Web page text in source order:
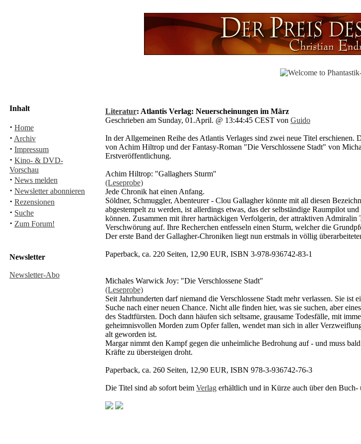
Inhalt
· Home
· Archiv
· Impressum
· Kino- & DVD-
Vorschau
· News melden
· Newsletter abonnieren
· Rezensionen
· Suche
· Zum Forum!
Newsletter
Newsletter-Abo
Literatur: Atlantis Verlag: Neuerscheinungen im März
Geschrieben am Sunday, 01.April. @ 13:44:45 CEST von Guido
In der Allgemeinen Reihe des Atlantis Verlages sind zwei neue Titel
von Achim Hiltrop und der Fantasy-Roman "Die Verschlossene Stadt" von
Erstveröffentlichung.
Achim Hiltrop: "Gallaghers Sturm"
(Leseprobe)
Jede Chronik hat einen Anfang.
Söldner, Schmuggler, Abenteurer - Clou Gallagher könnte mit all diesen
abgestempelt zu werden, ist allerdings etwas, das der selbständige Raumpilot
können. Zusammen mit ihrer hartnäckigen Verfolgerin, der attraktiven Admiralin
Verschwörung auf. Ihre Recherchen entfesseln einen Sturm, welcher die
Der erste Band der Gallagher-Chroniken liegt nun erstmals in völlig
Paperback, ca. 220 Seiten, 12,90 EUR, ISBN 3-978-936742-83-1
Michales Warwick Joy: "Die Verschlossene Stadt"
(Leseprobe)
Seit Jahrhunderten darf niemand die Verschlossene Stadt mehr verlassen. Sie
Suche nach einer neuen Chance. Nicht alle finden hier, was sie suchen, aber
des Stadtfürsten. Doch dann häufen sich seltsame, grausame Todesfälle, mit
geheimnisvollen Morden zum Opfer fallen, wendet man sich in aller
alt geworden ist.
Margar nimmt den Kampf gegen die unheimliche Bedrohung auf - und muss
Kräfte zu übersteigen droht.
Paperback, ca. 260 Seiten, 12,90 EUR, ISBN 978-3-936742-76-3
Die Titel sind ab sofort beim Verlag erhältlich und in Kürze auch über den Buch-